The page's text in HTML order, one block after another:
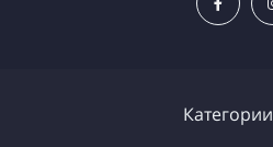
Категории